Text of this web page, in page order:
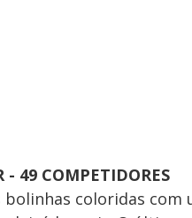
- 49 COMPETIDORES
coloridas com